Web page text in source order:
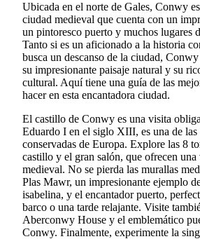
Ubicada en el norte de Gales, Conwy
ciudad medieval que cuenta con un
un pintoresco puerto y muchos lugares
Tanto si es un aficionado a la historia
busca un descanso de la ciudad,
su impresionante paisaje natural y su
cultural. Aquí tiene una guía de las
hacer en esta encantadora ciudad.
El castillo de Conwy es una visita
Eduardo I en el siglo XIII, es una de las
conservadas de Europa. Explore las 8
castillo y el gran salón, que ofrecen
medieval. No se pierda las murallas
Plas Mawr, un impresionante ejemplo
isabelina, y el encantador puerto,
barco o una tarde relajante. Visite
Aberconwy House y el emblemático
Conwy. Finalmente, experimente la